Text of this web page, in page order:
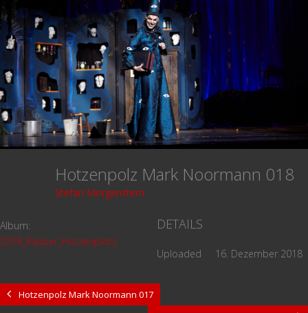
Hotzenpolz Mark Noormann 018
Stefan Morgenstern
Album:
2018_Räuber_Hotzenplotz
DETAILS
Uploaded 16. Dezember 2018
Hotzenpolz Mark Noormann 017